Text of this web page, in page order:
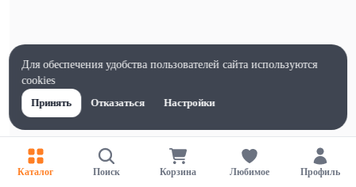
Каталог Поиск Корзина Любимое Профиль
Для обеспечения удобства пользователей сайта используются
cookies
Принять
Отказаться Настройки